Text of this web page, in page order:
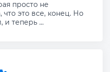
просто не
что это все, конец. Но
и теперь ...